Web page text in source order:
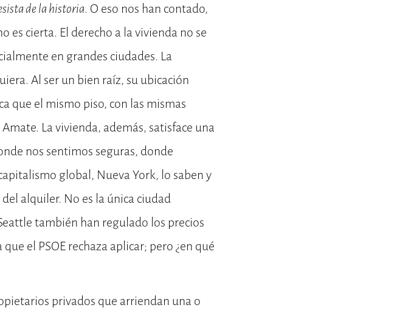
de la historia. O eso nos han contado,
cierta. El derecho a la vivienda no se
en grandes ciudades. La
Al ser un bien raíz, su ubicación
que el mismo piso, con las mismas
La vivienda, además, satisface una
nos sentimos seguras, donde
global, Nueva York, lo saben y
alquiler. No es la única ciudad
también han regulado los precios
el PSOE rechaza aplicar; pero ¿en qué
privados que arriendan una o